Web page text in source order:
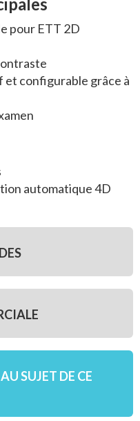
pour ETT 2D
configurable grâce à
automatique 4D
SUJET DE CE